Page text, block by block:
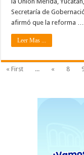
Secretaría de
afirmó que la reforma …
Leer Mas ...
« First ... « 8